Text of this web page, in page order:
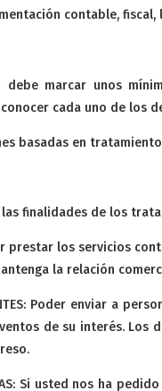
contable,
debe marcar unos
cada uno de los
basadas en
finalidades de los
prestar los
la relación
Poder enviar
de su interés. Los
Si usted nos ha